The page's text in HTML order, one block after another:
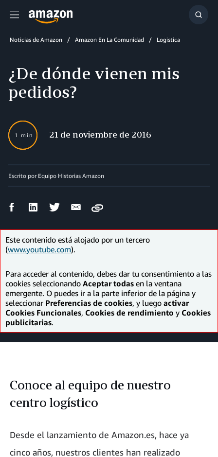
Menú
Noticias de Amazon Amazon En La Comunidad Logistica
¿De dónde vienen mis
pedidos?
1 min 21 de noviembre de 2016
Escrito por Equipo Historias Amazon
CompartirCompartirCompartirCompartir
electrónico
Copy
Este contenido está alojado por un tercero
(www.youtube.com).
Para acceder al contenido, debes dar tu consentimiento a las
cookies seleccionando Aceptar todas en la ventana
emergente. O puedes ir a la parte inferior de la página y
seleccionar Preferencias de cookies, y luego activar
Cookies Funcionales, Cookies de rendimiento y Cookies
publicitarias.
Conoce al equipo de nuestro
centro logístico
Desde el lanzamiento de Amazon.es, hace ya
cinco años, nuestros clientes han realizado